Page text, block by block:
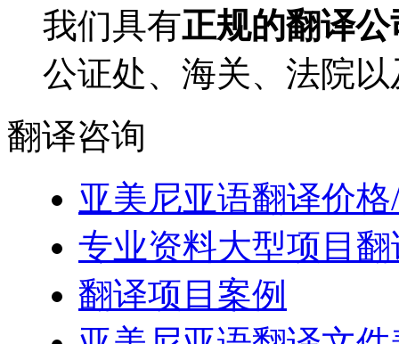
我们具有正规的翻译
公证处、海关、法院
翻译咨询
亚美尼亚语翻译价
专业资料大型项目翻
翻译项目案例